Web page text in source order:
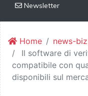
Newsletter
Home
news-biz
Il software di
compatibile con
disponibili sul